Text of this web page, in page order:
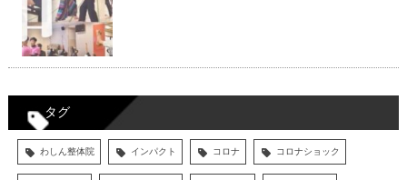
タグ
わしん整体院 インパクト コロナ コロナショック